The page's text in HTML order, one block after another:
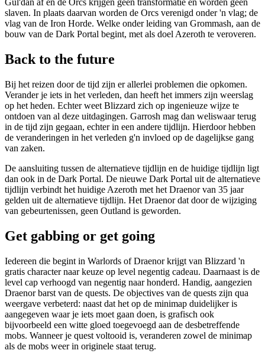
slaven. In plaats daarvan worden de Orcs verenigd onder 'n vlag; de
vlag van de Iron Horde. Welke onder leiding van Grommash, aan de
bouw van de Dark Portal begint, met als doel Azeroth te veroveren.
Back to the future
Bij het reizen door de tijd zijn er allerlei problemen die opkomen.
Verander je iets in het verleden, dan heeft het immers zijn weerslag
op het heden. Echter weet Blizzard zich op ingenieuze wijze te
ontdoen van al deze uitdagingen. Garrosh mag dan weliswaar terug
in de tijd zijn gegaan, echter in een andere tijdlijn. Hierdoor hebben
de veranderingen in het verleden g'n invloed op de dagelijkse gang
van zaken.
De aansluiting tussen de alternatieve tijdlijn en de huidige tijdlijn ligt
dan ook in de Dark Portal. De nieuwe Dark Portal uit de alternatieve
tijdlijn verbindt het huidige Azeroth met het Draenor van 35 jaar
gelden uit de alternatieve tijdlijn. Het Draenor dat door de wijziging
van gebeurtenissen, geen Outland is geworden.
Get gabbing or get going
Iedereen die begint in Warlords of Draenor krijgt van Blizzard 'n
gratis character naar keuze op level negentig cadeau. Daarnaast is de
level cap verhoogd van negentig naar honderd. Handig, aangezien
Draenor barst van de quests. De objectives van de quests zijn qua
weergave verbeterd: naast dat het op de minimap duidelijker is
aangegeven waar je iets moet gaan doen, is grafisch ook
bijvoorbeeld een witte gloed toegevoegd aan de desbetreffende
mobs. Wanneer je quest voltooid is, veranderen zowel de minimap
als de mobs weer in originele staat terug.